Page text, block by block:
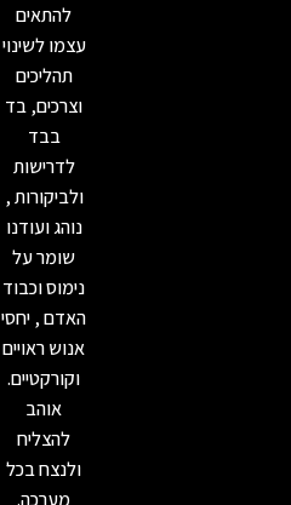
להתאים
עצמו לשינוי
תהליכים
וצרכים, בד
בבד
לדרישות
ולביקורות ,
נוהג ועודנו
שומר על
נימוס וכבוד
האדם , יחסי
אנוש ראויים
וקורקטיים.
אוהב
להצליח
ולנצח בכל